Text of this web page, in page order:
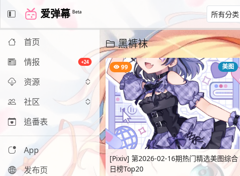
爱弹幕 Beta
首页
情报
+24
资源
社区
追番表
App
发布页
黑裤袜
99 美图
[Pixiv] 第2026-02-16期热门精选美图综合
日榜Top20